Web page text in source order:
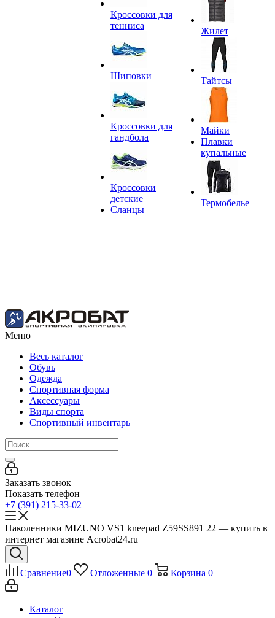
Кроссовки для
тенниса
Шиповки
Кроссовки для
гандбола
Кроссовки
детские
Сланцы
Жилет
Тайтсы
Майки
Плавки
купальные
Термобелье
Меню
Весь каталог
Обувь
Одежда
Спортивная форма
Аксессуары
Виды спорта
Спортивный инвентарь
Заказать звонок
Показать телефон
+7 (391) 215-33-02
Наколенники MIZUNO VS1 kneepad Z59SS891 22 — купить в
интернет магазине Acrobat24.ru
Сравнение0 Отложенные 0 Корзина 0
Каталог